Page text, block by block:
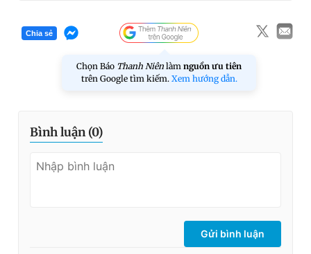
Chia sẻ
Chọn Báo Thanh Niên làm nguồn ưu tiên
trên Google tìm kiếm. Xem hướng dẫn.
Bình luận (0)
Gửi bình luận